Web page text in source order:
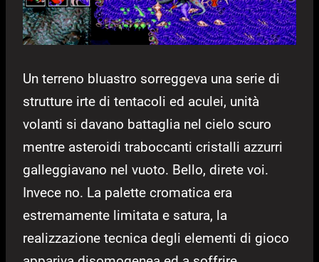
Un terreno bluastro sorreggeva una serie di
strutture irte di tentacoli ed aculei, unità
volanti si davano battaglia nel cielo scuro
mentre asteroidi traboccanti cristalli azzurri
galleggiavano nel vuoto. Bello, direte voi.
Invece no. La palette cromatica era
estremamente limitata e satura, la
realizzazione tecnica degli elementi di gioco